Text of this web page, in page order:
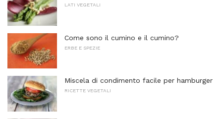
LATI VEGETALI
Come sono il cumino e il cumino?
ERBE E SPEZIE
Miscela di condimento facile per hamburger
RICETTE VEGETALI